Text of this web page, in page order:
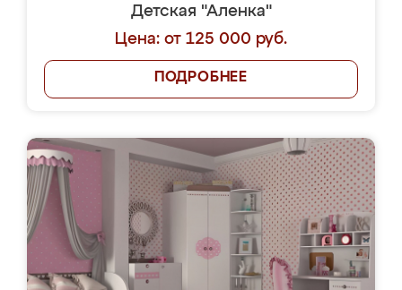
Детская "Аленка"
Цена: от 125 000 руб.
ПОДРОБНЕЕ